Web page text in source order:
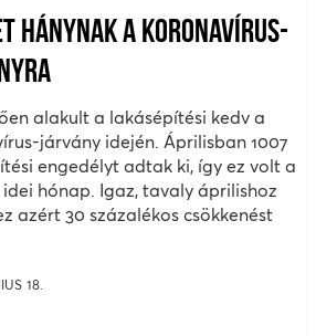
HÁNYNAK A KORONAVÍRUS-
alakult a lakásépítési kedv a
járvány idején. Áprilisban 1007
engedélyt adtak ki, így ez volt a
hónap. Igaz, tavaly áprilishoz
azért 30 százalékos csökkenést
18.